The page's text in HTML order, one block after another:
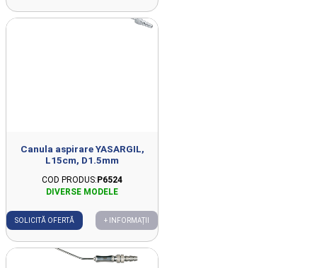
Canula aspirare YASARGIL,
L15cm, D1.5mm
COD PRODUS:P6524
SOLICITĂ OFERTĂ + INFORMAȚII